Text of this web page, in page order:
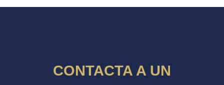
CONTACTA A UN